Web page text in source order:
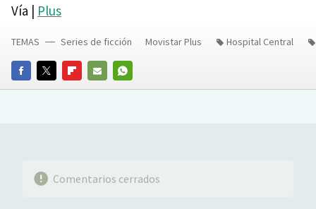
Vía | Plus
FACEBOOKTWITTERFLIPBOARD
E-
WHATSAPP
TEMAS Series de ficción Movistar Plus Hospital Central
Comentarios cerrados